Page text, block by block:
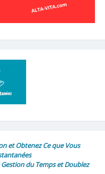
et Obtenez Ce que Vous
du Temps et Doublez